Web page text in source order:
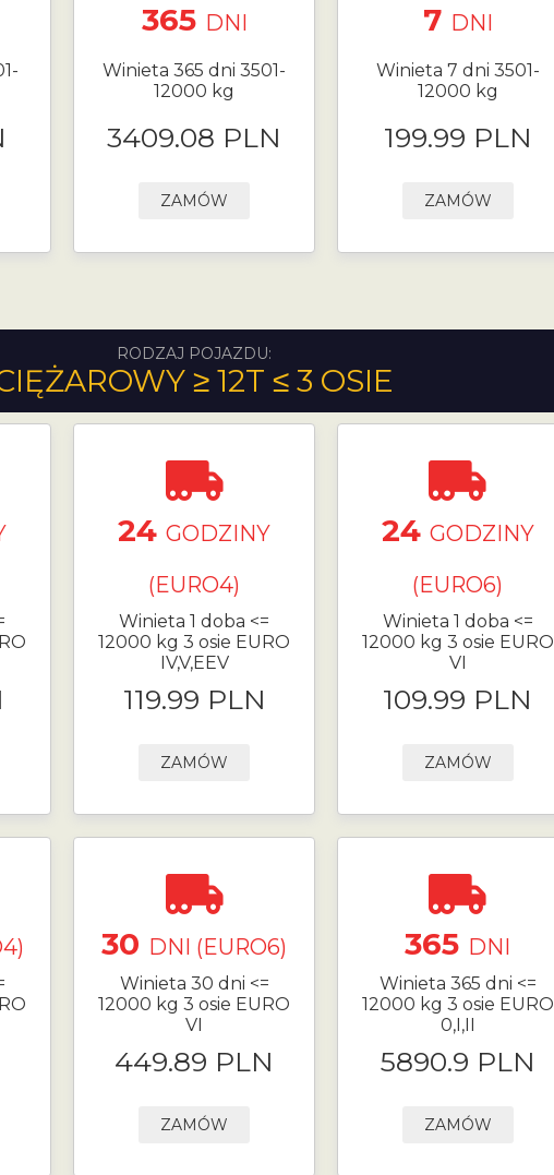
365 DNI
Winieta 365 dni 3501-
12000 kg
3409.08 PLN
ZAMÓW
7 DNI
Winieta 7 dni 3501-
12000 kg
199.99 PLN
ZAMÓW
RODZAJ POJAZDU:
≥ 12T ≤ 3 OSIE
24 GODZINY
(EURO4)
Winieta 1 doba <=
12000 kg 3 osie EURO
IV,V,EEV
119.99 PLN
ZAMÓW
24 GODZINY
(EURO6)
Winieta 1 doba <=
12000 kg 3 osie EURO
VI
109.99 PLN
ZAMÓW
30 DNI (EURO6)
Winieta 30 dni <=
12000 kg 3 osie EURO
VI
449.89 PLN
ZAMÓW
365 DNI
Winieta 365 dni <=
12000 kg 3 osie EURO
0,I,II
5890.9 PLN
ZAMÓW